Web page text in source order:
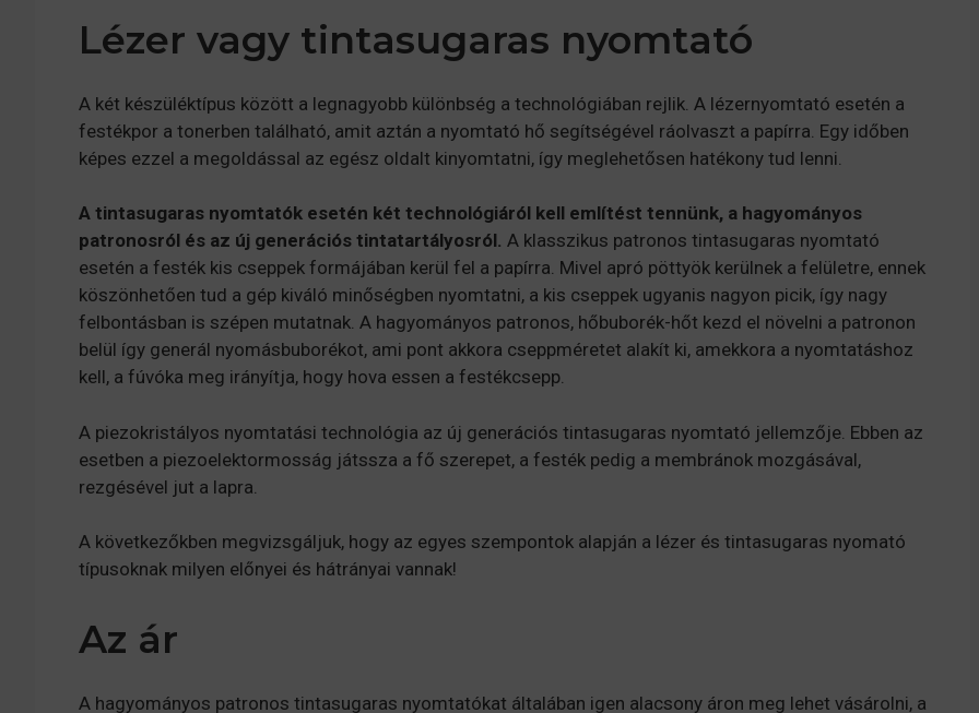
Lézer vagy tintasugaras nyomtató
A két készüléktípus között a legnagyobb különbség a technológiában rejlik. A lézernyomtató esetén a
festékpor a tonerben található, amit aztán a nyomtató hő segítségével ráolvaszt a papírra. Egy időben
képes ezzel a megoldással az egész oldalt kinyomtatni, így meglehetősen hatékony tud lenni.
A tintasugaras nyomtatók esetén két technológiáról kell említést tennünk, a hagyományos
patronosról és az új generációs tintatartályosról. A klasszikus patronos tintasugaras nyomtató
esetén a festék kis cseppek formájában kerül fel a papírra. Mivel apró pöttyök kerülnek a felületre, ennek
köszönhetően tud a gép kiváló minőségben nyomtatni, a kis cseppek ugyanis nagyon picik, így nagy
felbontásban is szépen mutatnak. A hagyományos patronos, hőbuborék-hőt kezd el növelni a patronon
belül így generál nyomásbuborékot, ami pont akkora cseppméretet alakít ki, amekkora a nyomtatáshoz
kell, a fúvóka meg irányítja, hogy hova essen a festékcsepp.
A piezokristályos nyomtatási technológia az új generációs tintasugaras nyomtató jellemzője. Ebben az
esetben a piezoelektormosság játssza a fő szerepet, a festék pedig a membránok mozgásával,
rezgésével jut a lapra.
A következőkben megvizsgáljuk, hogy az egyes szempontok alapján a lézer és tintasugaras nyomató
típusoknak milyen előnyei és hátrányai vannak!
Az ár
A hagyományos patronos tintasugaras nyomtatókat általában igen alacsony áron meg lehet vásárolni, a